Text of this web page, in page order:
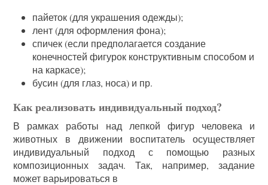
пайеток (для украшения одежды);
лент (для оформления фона);
спичек (если предполагается создание
конечностей фигурок конструктивным способом и
на каркасе);
бусин (для глаз, носа) и пр.
Как реализовать индивидуальный подход?
В рамках работы над лепкой фигур человека и
животных в движении воспитатель осуществляет
индивидуальный подход с помощью разных
композиционных задач. Так, например, задание
может варьироваться в